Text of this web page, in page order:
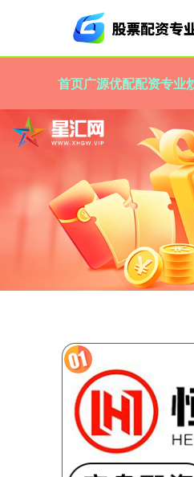
首页广源优配配资专业